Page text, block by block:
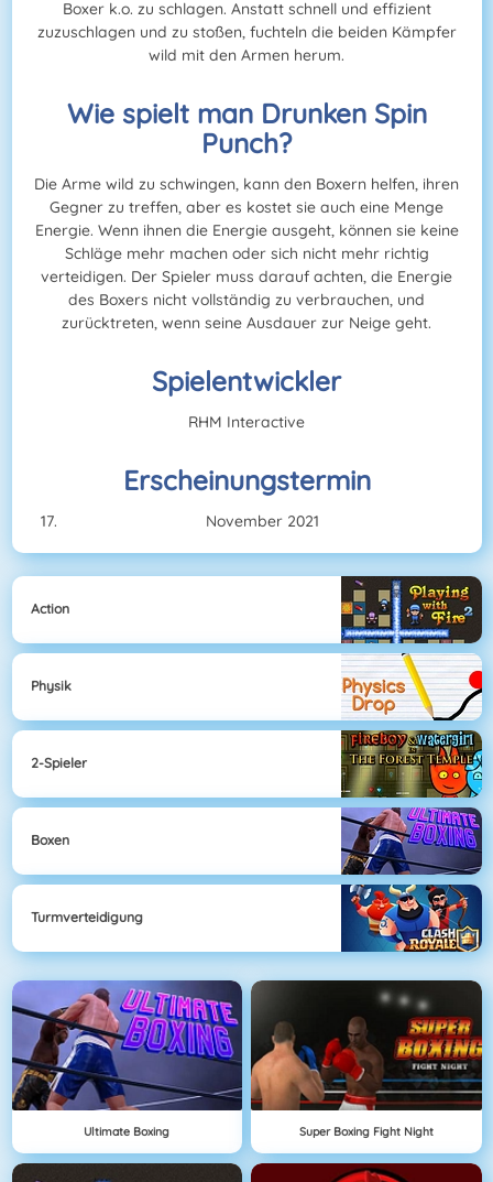
Boxer k.o. zu schlagen. Anstatt schnell und effizient
zuzuschlagen und zu stoßen, fuchteln die beiden Kämpfer
wild mit den Armen herum.
Wie spielt man Drunken Spin
Punch?
Die Arme wild zu schwingen, kann den Boxern helfen, ihren
Gegner zu treffen, aber es kostet sie auch eine Menge
Energie. Wenn ihnen die Energie ausgeht, können sie keine
Schläge mehr machen oder sich nicht mehr richtig
verteidigen. Der Spieler muss darauf achten, die Energie
des Boxers nicht vollständig zu verbrauchen, und
zurücktreten, wenn seine Ausdauer zur Neige geht.
Spielentwickler
RHM Interactive
Erscheinungstermin
November 2021
Action
Physik
2-Spieler
Boxen
Turmverteidigung
Ultimate Boxing Super Boxing Fight Night